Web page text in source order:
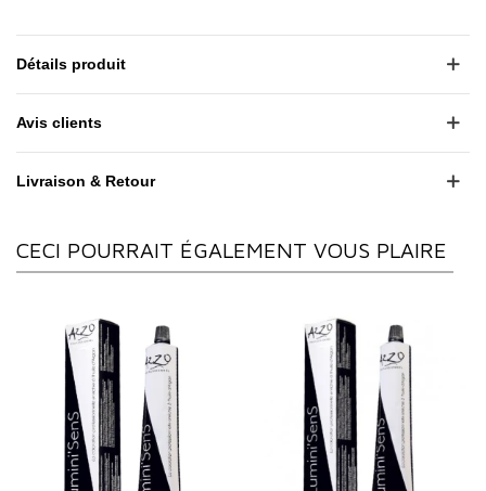
Détails produit
Avis clients
Livraison & Retour
CECI POURRAIT ÉGALEMENT VOUS PLAIRE